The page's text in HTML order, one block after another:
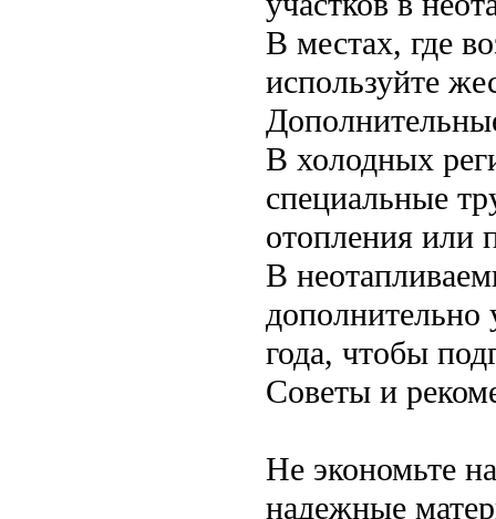
В местах, где
используйте
В холодных
специальные
отопления или
В
дополнительно
года, чтобы
Советы и
Не экономьте
надежные